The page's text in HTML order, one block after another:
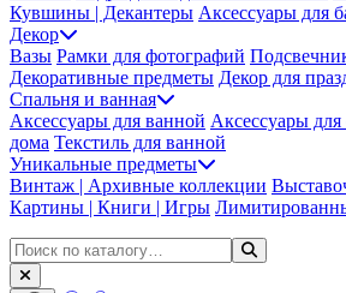
Кувшины | Декантеры Аксессуары для
Декор
Вазы Рамки для фотографий
Декоративные предметы Декор для
Спальня и ванная
Аксессуары для ванной Аксессуары для
дома Текстиль для ванной
Уникальные предметы
Винтаж | Архивные коллекции
Картины | Книги | Игры